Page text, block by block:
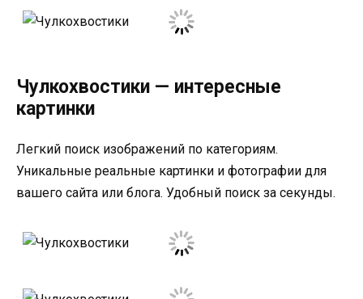
Чулкохвостики — интересные
картинки
Легкий поиск изображений по категориям.
Уникальные реальные картинки и фотографии для
вашего сайта или блога. Удобный поиск за секунды.